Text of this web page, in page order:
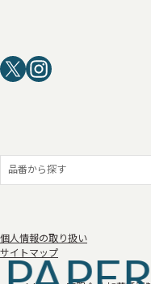
個人情報の取り扱い
サイトマップ